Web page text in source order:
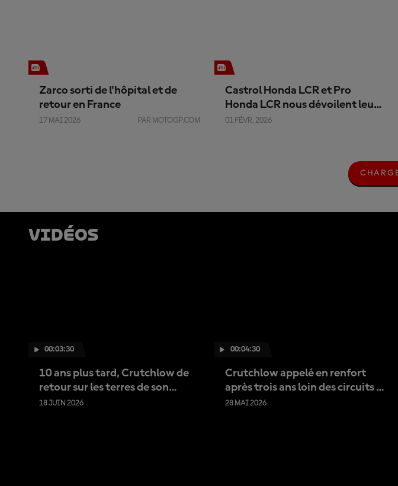
Zarco sorti de l'hôpital et de
retour en France
17 MAI 2026 PAR MOTOGP.COM
Castrol Honda LCR et Pro
Honda LCR nous dévoilent leurs
couleurs pour 2026
01 FÉVR. 2026
Vidéos
00:03:30
10 ans plus tard, Crutchlow de
retour sur les terres de son
premier succès
18 JUIN 2026
00:04:30
Crutchlow appelé en renfort
après trois ans loin des circuits :
« Je ne m’attendais pas à être là
28 MAI 2026